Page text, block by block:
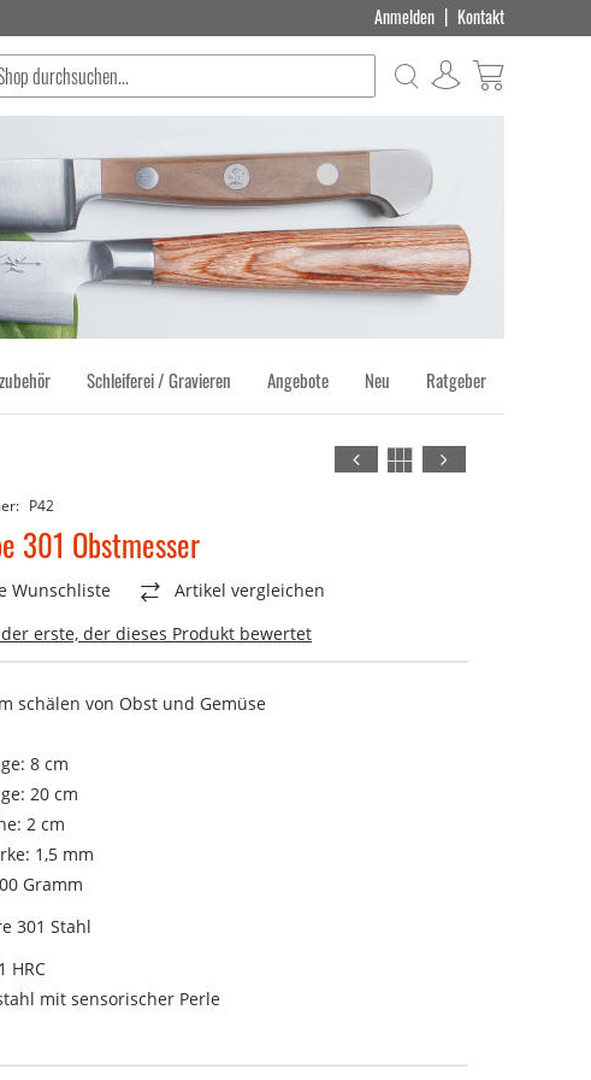
Anmelden | Kontakt
Suche Produkt(e)
Schleiferei / Gravieren Angebote Neu Ratgeber
P42
301 Obstmesser
Wunschliste
Artikel vergleichen
erste, der dieses Produkt bewertet
schälen von Obst und Gemüse
8 cm
20 cm
2 cm
1,5 mm
Gramm
301 Stahl
HRC
mit sensorischer Perle